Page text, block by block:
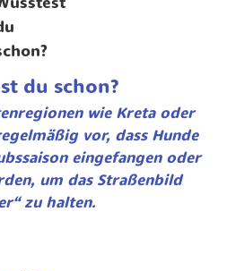
du schon?
wie Kreta oder
vor, dass Hunde
eingefangen oder
um das Straßenbild
zu halten.